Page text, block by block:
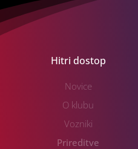
Hitri dostop
Novice
O klubu
Vozniki
Prireditve